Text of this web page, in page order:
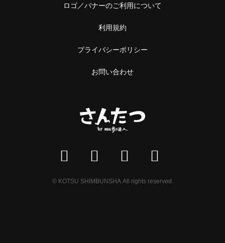
ロゴ／バナーのご利用について
利用規約
プライバシーポリシー
お問い合わせ
© KOTSU SHIMBUNSHA All rights reserved.